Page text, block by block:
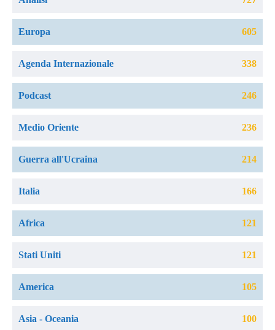
Europa 605
Agenda Internazionale 338
Podcast 246
Medio Oriente 236
Guerra all'Ucraina 214
Italia 166
Africa 121
Stati Uniti 121
America 105
Asia - Oceania 100